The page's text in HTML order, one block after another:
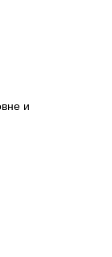
и